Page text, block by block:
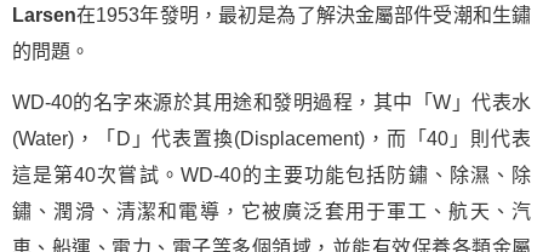
Larsen在1953年發明，最初是為了解決金屬部件受潮和生鏽
的問題。
WD-40的名字來源於其用途和發明過程，其中「W」代表水
(Water)，「D」代表置換(Displacement)，而「40」則代表
這是第40次嘗試。WD-40的主要功能包括防鏽、除濕、除
鏽、潤滑、清潔和電導，它被廣泛套用于軍工、航天、汽
車、船運、電力、電子等多個領域，並能有效保養各類金屬